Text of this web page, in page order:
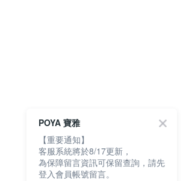
POYA 寶雅
【重要通知】
客服系統將於8/17更新，
為保障留言資訊可保留查詢，請先
登入會員帳號留言。